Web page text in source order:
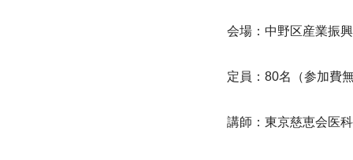
会場：中野区産業振
定員：80名（参加費
講師：東京慈恵会医